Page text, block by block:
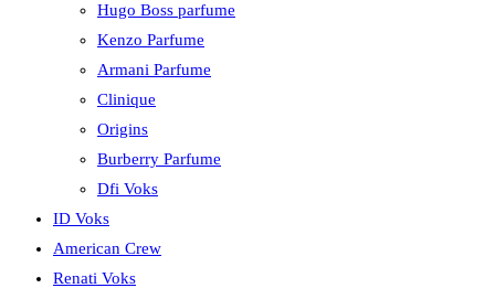
Hugo Boss parfume
Kenzo Parfume
Armani Parfume
Clinique
Origins
Burberry Parfume
Dfi Voks
ID Voks
American Crew
Renati Voks